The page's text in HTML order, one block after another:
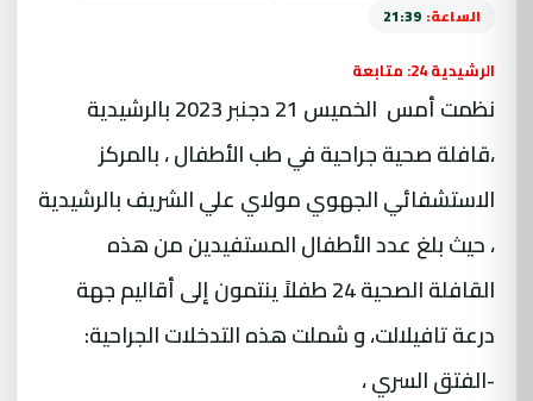
الساعة: 21:39
الرشيدية 24: متابعة
نظمت أمس الخميس 21 دجنبر 2023 بالرشيدية
،قافلة صحية جراحية في طب الأطفال ، بالمركز
الاستشفائي الجهوي مولاي علي الشريف بالرشيدية
، حيث بلغ عدد الأطفال المستفيدين من هذه
القافلة الصحية 24 طفلاً ينتمون إلى أقاليم جهة
درعة تافيلالت، و شملت هذه التدخلات الجراحية:
-الفتق السري ،